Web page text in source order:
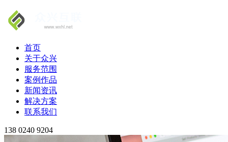
首页
关于众兴
服务范围
案例作品
新闻资讯
解决方案
联系我们
138 0240 9204